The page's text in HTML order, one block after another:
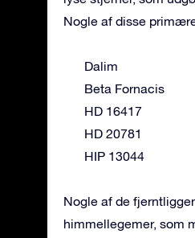
Nogle af disse
Dalim
Beta Fornacis
HD 16417
HD 20781
HIP 13044
Nogle af de
himmellegemer, som